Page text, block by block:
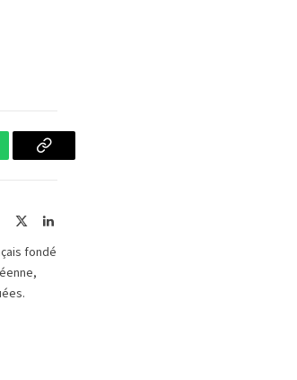
Copier
lienLinkedIn
fondé